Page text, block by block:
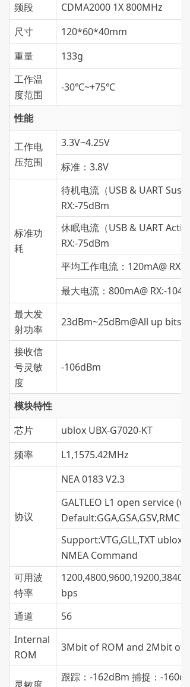
频段
CDMA2000 1X 800MHz
尺寸
120*60*40mm
重量
133g
工作温
度范围
-30℃~+75℃
性能
工作电
压范围
3.3V~4.25V
标准：3.8V
标准功
耗
待机电流（USB & UART
RX:-75dBm
休眠电流（USB & UART
RX:-75dBm
平均工作电流：120mA@ RX:-
最大电流：800mA@ RX:-
最大发
射功率
23dBm~25dBm@All up bits
接收信
号灵敏
度
-106dBm
模块特性
芯片
ublox UBX-G7020-KT
频率
L1,1575.42MHz
协议
NEA 0183 V2.3
GALTLEO L1 open service
Default:GGA,GSA,GSV,RMC
Support:VTG,GLL,TXT ublox
NMEA Command
可用波
特率
bps
通道
56
Internal
ROM
3Mbit of ROM and 2Mbit of
跟踪：-162dBm 捕捉：-